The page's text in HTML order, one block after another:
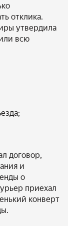
отклика.
утвердила
всю
договор,
и
о
приехал
конверт